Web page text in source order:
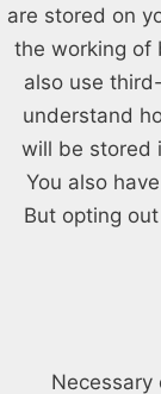
are stored on
the working of
also use
understand
will be stored
You also
But opting
Necessary